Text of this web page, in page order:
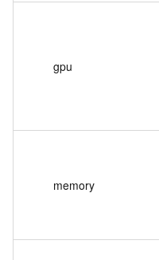
gpu
memory